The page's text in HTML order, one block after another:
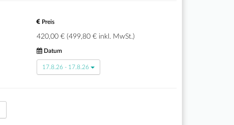
Preis
420,00 € (499,80 € inkl. MwSt.)
Datum
17.8.26 - 17.8.26